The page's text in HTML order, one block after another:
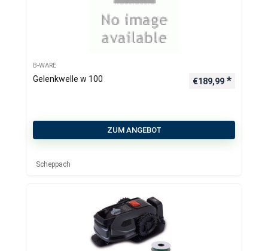
B-WARE
Gelenkwelle w 100 €189,99
ZUM ANGEBOT
Scheppach